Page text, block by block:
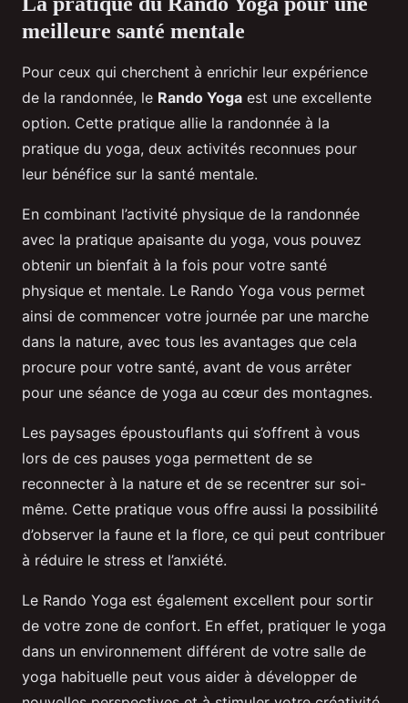
meilleure santé mentale
Pour ceux qui cherchent à enrichir leur expérience
de la randonnée, le Rando Yoga est une excellente
option. Cette pratique allie la randonnée à la
pratique du yoga, deux activités reconnues pour
leur bénéfice sur la santé mentale.
En combinant l’activité physique de la randonnée
avec la pratique apaisante du yoga, vous pouvez
obtenir un bienfait à la fois pour votre santé
physique et mentale. Le Rando Yoga vous permet
ainsi de commencer votre journée par une marche
dans la nature, avec tous les avantages que cela
procure pour votre santé, avant de vous arrêter
pour une séance de yoga au cœur des montagnes.
Les paysages époustouflants qui s’offrent à vous
lors de ces pauses yoga permettent de se
reconnecter à la nature et de se recentrer sur soi-
même. Cette pratique vous offre aussi la possibilité
d’observer la faune et la flore, ce qui peut contribuer
à réduire le stress et l’anxiété.
Le Rando Yoga est également excellent pour sortir
de votre zone de confort. En effet, pratiquer le yoga
dans un environnement différent de votre salle de
yoga habituelle peut vous aider à développer de